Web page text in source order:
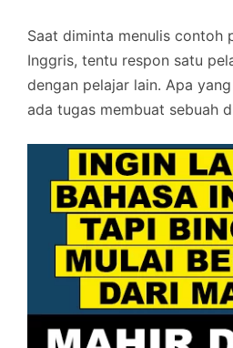
Saat diminta menulis contoh
Inggris, tentu respon satu
dengan pelajar lain. Apa
ada tugas membuat sebuah